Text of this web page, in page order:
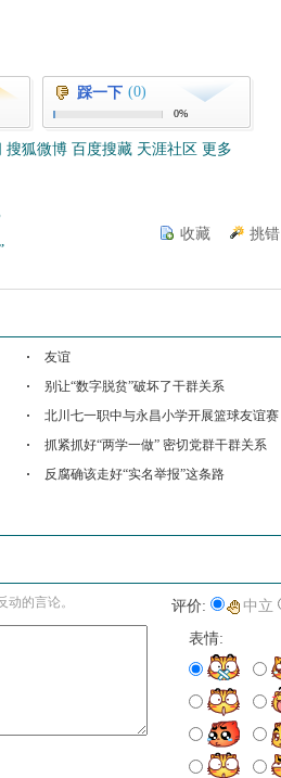
踩一下 (0)
0%
搜狐微博 百度搜藏 天涯社区 更多
收藏 挑错
友谊
别让“数字脱贫”破坏了干群关系
北川七一职中与永昌小学开展篮球友谊赛
抓紧抓好“两学一做” 密切党群干群关系
反腐确该走好“实名举报”这条路
的言论。 评价: 中立
表情: